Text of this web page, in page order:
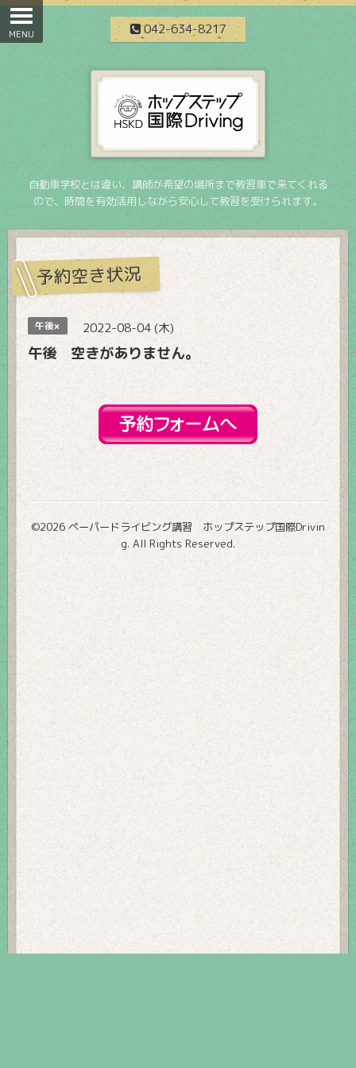
042-634-8217
自動車学校とは違い、講師が希望の場所まで教習車で来てくれる
ので、時間を有効活用しながら安心して教習を受けられます。
予約空き状況
午後× 2022-08-04 (木)
午後 空きがありません。
©2026 ペーパードライビング講習 ホップステップ国際Drivin
g. All Rights Reserved.